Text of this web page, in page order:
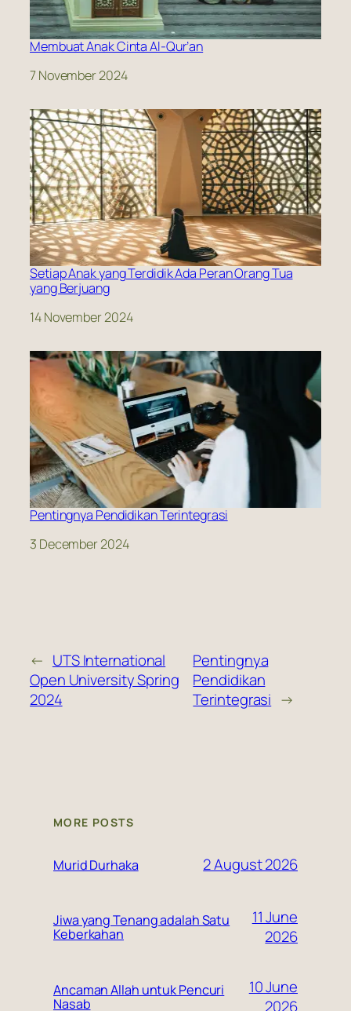
Membuat Anak Cinta Al-Qur’an
Date
7 November 2024
Setiap Anak yang Terdidik Ada Peran Orang Tua
yang Berjuang
Date
14 November 2024
Pentingnya Pendidikan Terintegrasi
Date
3 December 2024
← UTS International
Open University Spring
2024
Pentingnya
Pendidikan
Terintegrasi →
MORE POSTS
Murid Durhaka 2 August 2026
Jiwa yang Tenang adalah Satu
Keberkahan
11 June
2026
Ancaman Allah untuk Pencuri
Nasab
10 June
2026